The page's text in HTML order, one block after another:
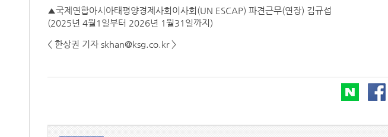
▲국제연합아시아태평양경제사회이사회(UN ESCAP) 파견근무(연장) 김규섭
(2025년 4월1일부터 2026년 1월31일까지)
< 한상권 기자 skhan@ksg.co.kr >